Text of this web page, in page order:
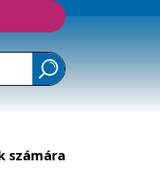
számára